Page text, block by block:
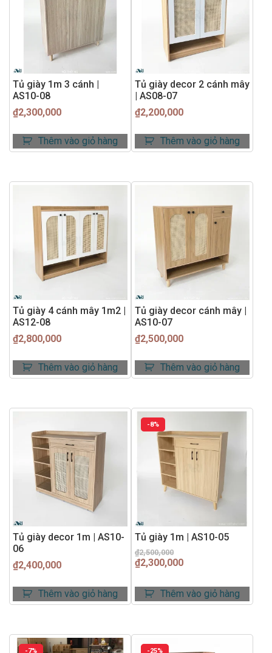
Tủ giày 1m 3 cánh |
AS10-08
₫2,300,000
Thêm vào giỏ hàng
Tủ giày decor 2 cánh mây
| AS08-07
₫2,200,000
Thêm vào giỏ hàng
Tủ giày 4 cánh mây 1m2 |
AS12-08
₫2,800,000
Thêm vào giỏ hàng
Tủ giày decor cánh mây |
AS10-07
₫2,500,000
Thêm vào giỏ hàng
Tủ giày decor 1m | AS10-
06
₫2,400,000
Thêm vào giỏ hàng
-8%
Tủ giày 1m | AS10-05
₫2,500,000
Giá
gốc
₫2,500,000.
₫2,300,000
Giá
hiện
là:
₫2,300,000.Thêm vào giỏ hàng
-7% -25%